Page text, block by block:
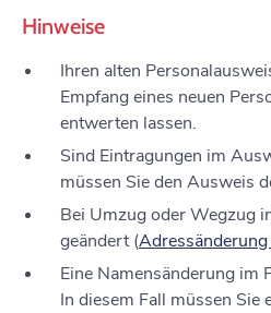
Hinweise
Ihren alten
Empfang eines neuen
entwerten lassen.
Sind Eintragungen im
müssen Sie den Ausweis
Bei Umzug oder Wegzug
geändert (
Eine Namensänderung im
In diesem Fall müssen Sie